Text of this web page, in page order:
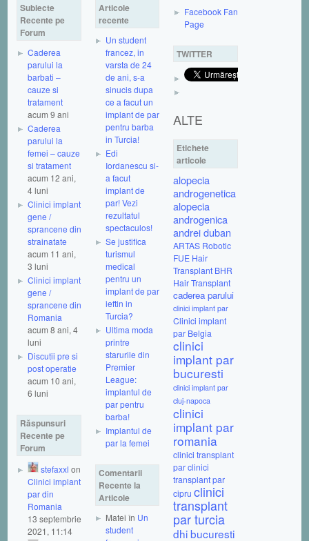
Subiecte
Recente pe
Forum
Caderea
parului la
barbati –
cauze si
tratament
acum 9 ani
Caderea
parului la
femei – cauze
si tratament
acum 12 ani,
4 luni
Clinici implant
gene /
sprancene din
strainatate
acum 11 ani,
3 luni
Clinici implant
gene /
sprancene din
Romania
acum 8 ani, 4
luni
Discutii pre si
post operatie
acum 10 ani,
6 luni
Răspunsuri
Recente pe
Forum
stefaxxl on
Clinici implant
par din
Romania
13 septembrie
2021, 11:14
Articole
recente
Un student
francez, in
varsta de 24
de ani, s-a
sinucis dupa
ce a facut un
implant de par
pentru barba
in Turcia!
Edi
Iordanescu si-
a facut
implant de
par! Vezi
rezultatul
spectaculos!
Se justifica
turismul
medical
pentru un
implant de par
ieftin in
Turcia?
Ultima moda
printre
starurile din
Premier
League:
implantul de
par pentru
barba!
Implantul de
par la femei
Comentarii
Recente la
Articole
Matei în Un
student
Facebook Fan
Page
TWITTER
ALTE
Etichete
articole
alopecia
androgenetica
alopecia
androgenica
andrei duban
ARTAS Robotic
FUE Hair
Transplant BHR
Hair Transplant
caderea parului
clinici implant par
Clinici implant
par Belgia
clinici
implant par
bucuresti
clinici implant par
cluj-napoca
clinici
implant par
romania
clinici transplant
parclinici
transplant par
cipru clinici
transplant
par turcia
dhi bucuresti